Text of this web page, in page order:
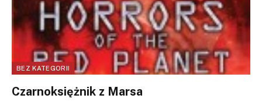
BEZ KATEGORII
Czarnoksiężnik z Marsa